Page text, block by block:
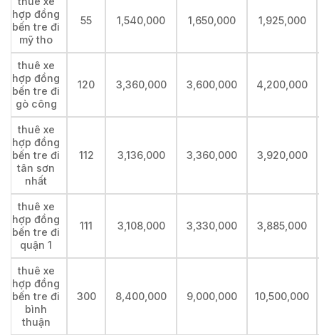
hợp đồng
bến tre đi
mỹ tho
55 1,540,000 1,650,000 1,925,000
thuê xe
hợp đồng
bến tre đi
gò công
120 3,360,000 3,600,000 4,200,000
thuê xe
hợp đồng
bến tre đi
tân sơn
nhất
112 3,136,000 3,360,000 3,920,000
thuê xe
hợp đồng
bến tre đi
quận 1
111 3,108,000 3,330,000 3,885,000
thuê xe
hợp đồng
bến tre đi
bình
thuận
300 8,400,000 9,000,000 10,500,000